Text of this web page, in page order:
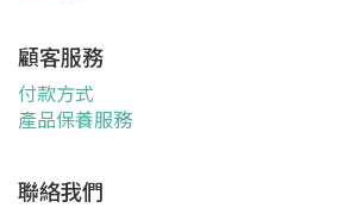
顧客服務
付款方式
產品保養服務
聯絡我們